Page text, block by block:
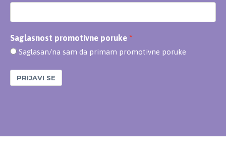
Saglasnost promotivne poruke
Saglasan/na sam da primam promotivne poruke
PRIJAVI SE